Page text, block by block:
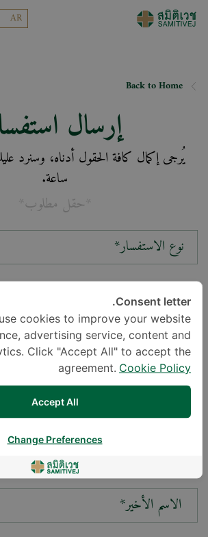
AR
Back to Home
إرسال
ساعة.
*حقل مطلوب*
نوع الاستفسار*
الموقع*
سؤالك*
الاسم الأخير*
Consent letter.
cookies to improve your website
advertising service, content and
Click "Accept All" to accept the
agreement. Cookie Policy
Accept All
Change Preferences